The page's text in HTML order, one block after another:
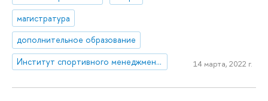
магистратура
дополнительное образование
Институт спортивного менеджмента и права
14 марта, 2022 г.